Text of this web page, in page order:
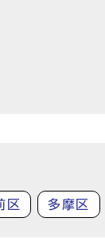
区 多摩区